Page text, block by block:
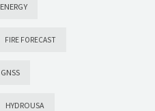
ENERGY
FIRE FORECAST
GNSS
HYDROUSA